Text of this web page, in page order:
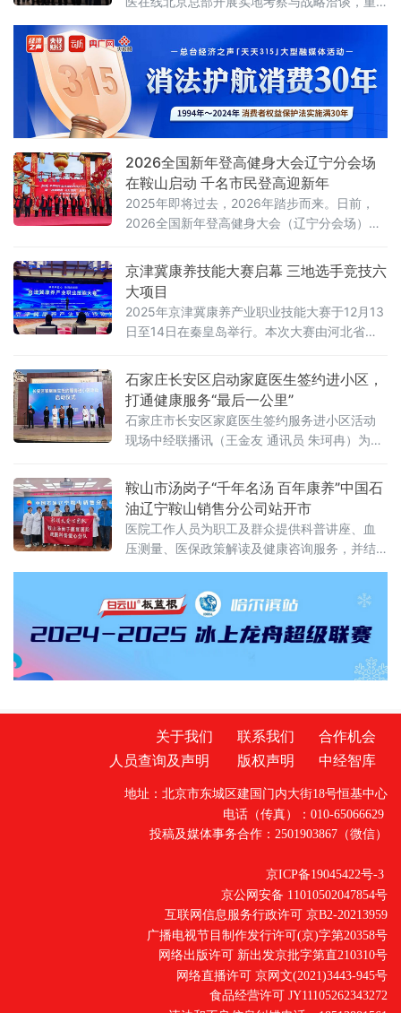
（含国医大师、全国名中医、青年医生及AI医
生）运营、人工智能医疗技术应用、优质医疗
资源整合等核心议题深入交流，并在“AI+医疗健
康”赋能基层中医、中医全球化推广、大健康产
业协同发展等领域达成多项共识。
2026全国新年登高健身大会辽宁分会场
在鞍山启动 千名市民登高迎新年
2025年即将过去，2026年踏步而来。日前，
2026全国新年登高健身大会（辽宁分会场）
在辽宁千山老院子举行，千名登山爱好者登高
揽胜，辞旧迎新，乐享千山冬日美景，尽情享
受冰雪运动的独特魅力。
京津冀康养技能大赛启幕 三地选手竞技六
大项目
2025年京津冀康养产业职业技能大赛于12月13
日至14日在秦皇岛举行。本次大赛由河北省人
办，旨在全面展示三地康养技能人才精湛技术
和精神风貌，引领区域康养行业技能人才队伍
建设，促进京津冀康养服务业健康快速发展。
石家庄长安区启动家庭医生签约进小区，
打通健康服务“最后一公里”
石家庄市长安区家庭医生签约服务进小区活动
现场中经联播讯（王金友 通讯员 朱珂冉）为持
康服务送到群众“家门口”，11月29日，石家庄市
长安区家庭医生签约服务进小区活动启动仪式
在金谈固家园举行。
鞍山市汤岗子“千年名汤 百年康养”中国石
油辽宁鞍山销售分公司站开市
医院工作人员为职工及群众提供科普讲座、血
压测量、医保政策解读及健康咨询服务，并结
时耐心细致地解答大家所提出的疾病治疗、康
复等方面的问题，让大家享受到专业医疗服
务，将健康与温暖送到职工心间。 据介绍，活
动中，心肺康
关于我们 联系我们
合作机会
人员查询及声明
版权声明 中经智库
地址：北京市东城区建国门内大街18号恒基中心
电话（传真）：010-65066629
投稿及媒体事务合作：2501903867（微信）
京ICP备19045422号-3
京公网安备 11010502047854号
互联网信息服务行政许可 京B2-20213959
广播电视节目制作发行许可(京)字第20358号
网络出版许可 新出发京批字第直210310号
网络直播许可 京网文(2021)3443-945号
食品经营许可 JY11105262343272